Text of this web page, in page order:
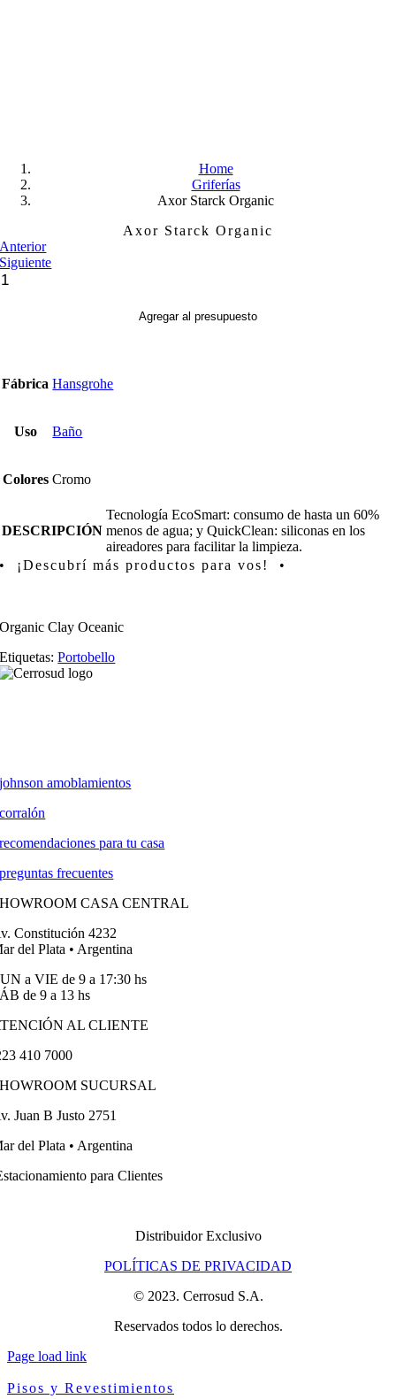
Home
Griferías
Axor Starck Organic
Axor Starck Organic
Anterior
Siguiente
Agregar al presupuesto
Fábrica Hansgrohe
Uso Baño
Colores Cromo
DESCRIPCIÓN
Tecnología EcoSmart: consumo de hasta un 60%
menos de agua; y QuickClean: siliconas en los
aireadores para facilitar la limpieza.
• ¡Descubrí más productos para vos! •
Organic Clay Oceanic
Etiquetas:Portobello
johnson amoblamientos
corralón
recomendaciones para tu casa
preguntas frecuentes
CASA CENTRAL
Constitución 4232
del Plata • Argentina
a VIE de 9 a 17:30 hs
de 9 a 13 hs
AL CLIENTE
410 7000
SUCURSAL
Juan B Justo 2751
del Plata • Argentina
para Clientes
Distribuidor Exclusivo
POLÍTICAS DE PRIVACIDAD
© 2023. Cerrosud S.A.
Reservados todos lo derechos.
Page load link
Pisos y Revestimientos